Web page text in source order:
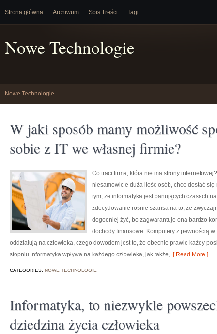
Strona główna Archiwum Spis Treści Tagi
Nowe Technologie
Nowe Technologie
W jaki sposób mamy możliwość
sobie z IT we własnej firmie?
Co traci firma, która nie ma strony
niesamowicie duża ilość osób, chce dostać
tym, że informatyka jest panujących czasach
zdecydowanie rośnie szansa na to, że
dogodniej żyć, bo zagwarantuje ona bardzo
dochody finansowe. Komputery z pewnością
oddziałują na człowieka, czego dowodem jest to, że obecnie prawie każdy
stopniu informatyka wpływa na każdego człowieka, jak także, [ Read More ]
CATEGORIES: NOWE TECHNOLOGIE
Informatyka, to niezwykle
dziedzina życia człowieka